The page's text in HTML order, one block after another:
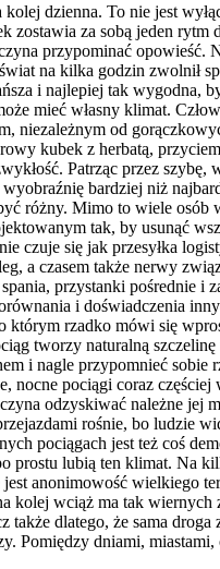
dzienna. To nie jest
za sobą jeden
przypominać opowieść.
na kilka godzin zwolnił
i najlepiej tak wygodna,
mieć własny klimat.
niezależnym od
kubek z herbatą,
Patrząc przez
bardziej niż
różny. Mimo to wiele osób
tak, by usunąć
czuje się jak przesyłka
a czasem także nerwy
przystanki pośrednie i
i doświadczenia
rzadko mówi się
tworzy naturalną
i nagle przypomnieć
pociągi coraz
odzyskiwać należne jej
rośnie, bo ludzie
pociągach jest też coś
lubią ten klimat. Na
anonimowość wielkiego
kolej wciąż ma tak
dlatego, że sama
dniami,